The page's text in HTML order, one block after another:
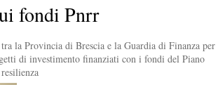
fondi Pnrr
la Provincia di Brescia e la Guardia di Finanza
di investimento finanziati con i fondi del Piano